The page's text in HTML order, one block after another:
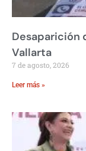
Desaparición
Vallarta
7 de agosto, 2026
Leer más »